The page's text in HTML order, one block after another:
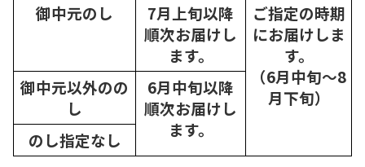
御中元のし
7月上旬以降
順次お届けし
ます。
ご指定の時期
にお届けしま
す。
（6月中旬～8
月下旬）
御中元以外のの
し
6月中旬以降
順次お届けし
ます。
のし指定なし